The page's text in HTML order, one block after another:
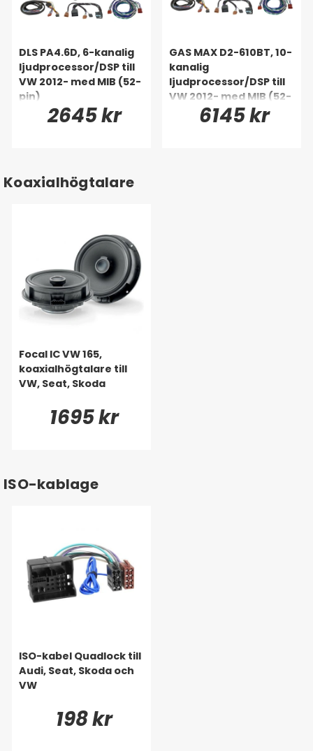
DLS PA4.6D, 6-kanalig
ljudprocessor/DSP till
VW 2012- med MIB (52-
pin)
2645 kr
GAS MAX D2-610BT, 10-
kanalig
ljudprocessor/DSP till
VW 2012- med MIB (52-
6145 kr
Koaxialhögtalare
Focal IC VW 165,
koaxialhögtalare till
VW, Seat, Skoda
1695 kr
ISO-kablage
ISO-kabel Quadlock till
Audi, Seat, Skoda och
VW
198 kr